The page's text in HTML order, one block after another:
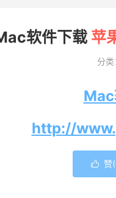
软件下载 苹
分类
http://
 赞(